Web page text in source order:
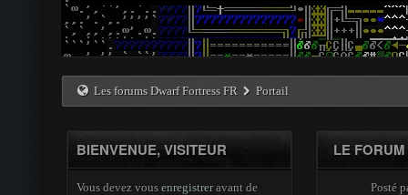
Les forums Dwarf Fortress FR Portail
BIENVENUE, VISITEUR
Vous devez vous enregistreravant de
LE
Posté